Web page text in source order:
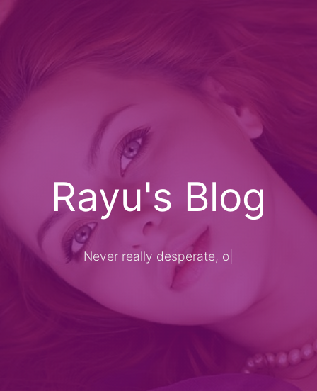
Rayu's Blog
Never really desperate, only th